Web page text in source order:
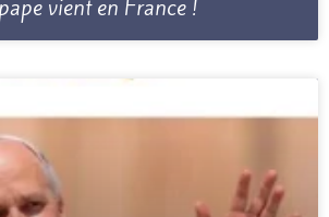
vient en France !